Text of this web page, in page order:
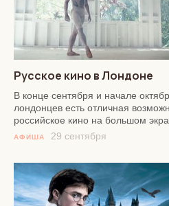
Русское кино в Лондоне
В конце сентября и начале
лондонцев есть отличная
российское кино на большом
АФИША 29 сентября